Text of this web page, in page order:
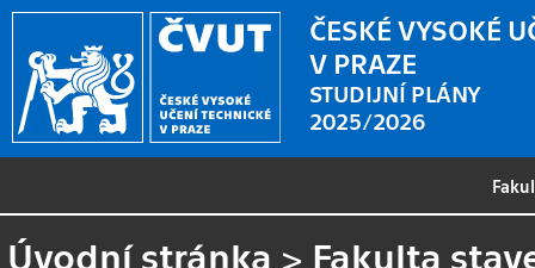
ČESKÉ VYSOKÉ
V PRAZE
STUDIJNÍ PLÁNY
2025/2026
Úvodní stránka > Fakulta